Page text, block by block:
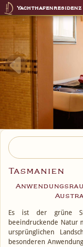
Yachthafenresidenz
Tasmanien
Es ist der grüne
beeindruckende
ursprünglichen
besonderen